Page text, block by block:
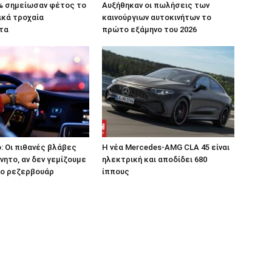
σημείωσαν φέτος το
τροχαία
Αυξήθηκαν οι πωλήσεις των
καινούργιων αυτοκινήτων το
πρώτο εξάμηνο του 2026
Οι πιθανές βλάβες
αν δεν γεμίζουμε
ρεζερβουάρ
Η νέα Mercedes-AMG CLA 45 είναι
ηλεκτρική και αποδίδει 680
ίππους